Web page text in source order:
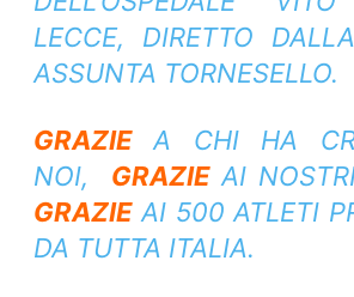
LECCE, DIRETTO
ASSUNTA TORNESELLO.
GRAZIEA CHI HA
NOI, GRAZIEAI
GRAZIEAI 500 ATLETI
DA TUTTA ITALIA.